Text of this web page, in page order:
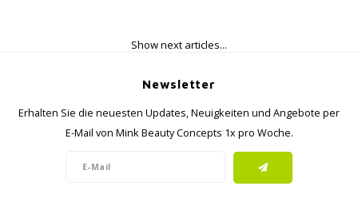
Show next articles...
Newsletter
Erhalten Sie die neuesten Updates, Neuigkeiten und Angebote per
E-Mail von Mink Beauty Concepts 1x pro Woche.